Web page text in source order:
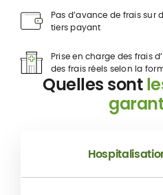
Pas d’avance de frais sur
tiers payant
Prise en charge des frais
des frais réels selon la
Quelles sont